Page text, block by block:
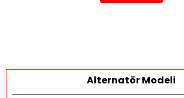
Alternatör Modeli